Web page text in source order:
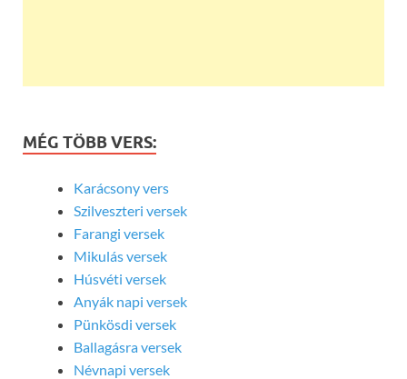
MÉG TÖBB VERS:
Karácsony vers
Szilveszteri versek
Farangi versek
Mikulás versek
Húsvéti versek
Anyák napi versek
Pünkösdi versek
Ballagásra versek
Névnapi versek